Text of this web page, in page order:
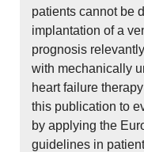
patients cannot be
implantation of a
prognosis
with mechanically
heart failure
this publication to
by applying the
guidelines in